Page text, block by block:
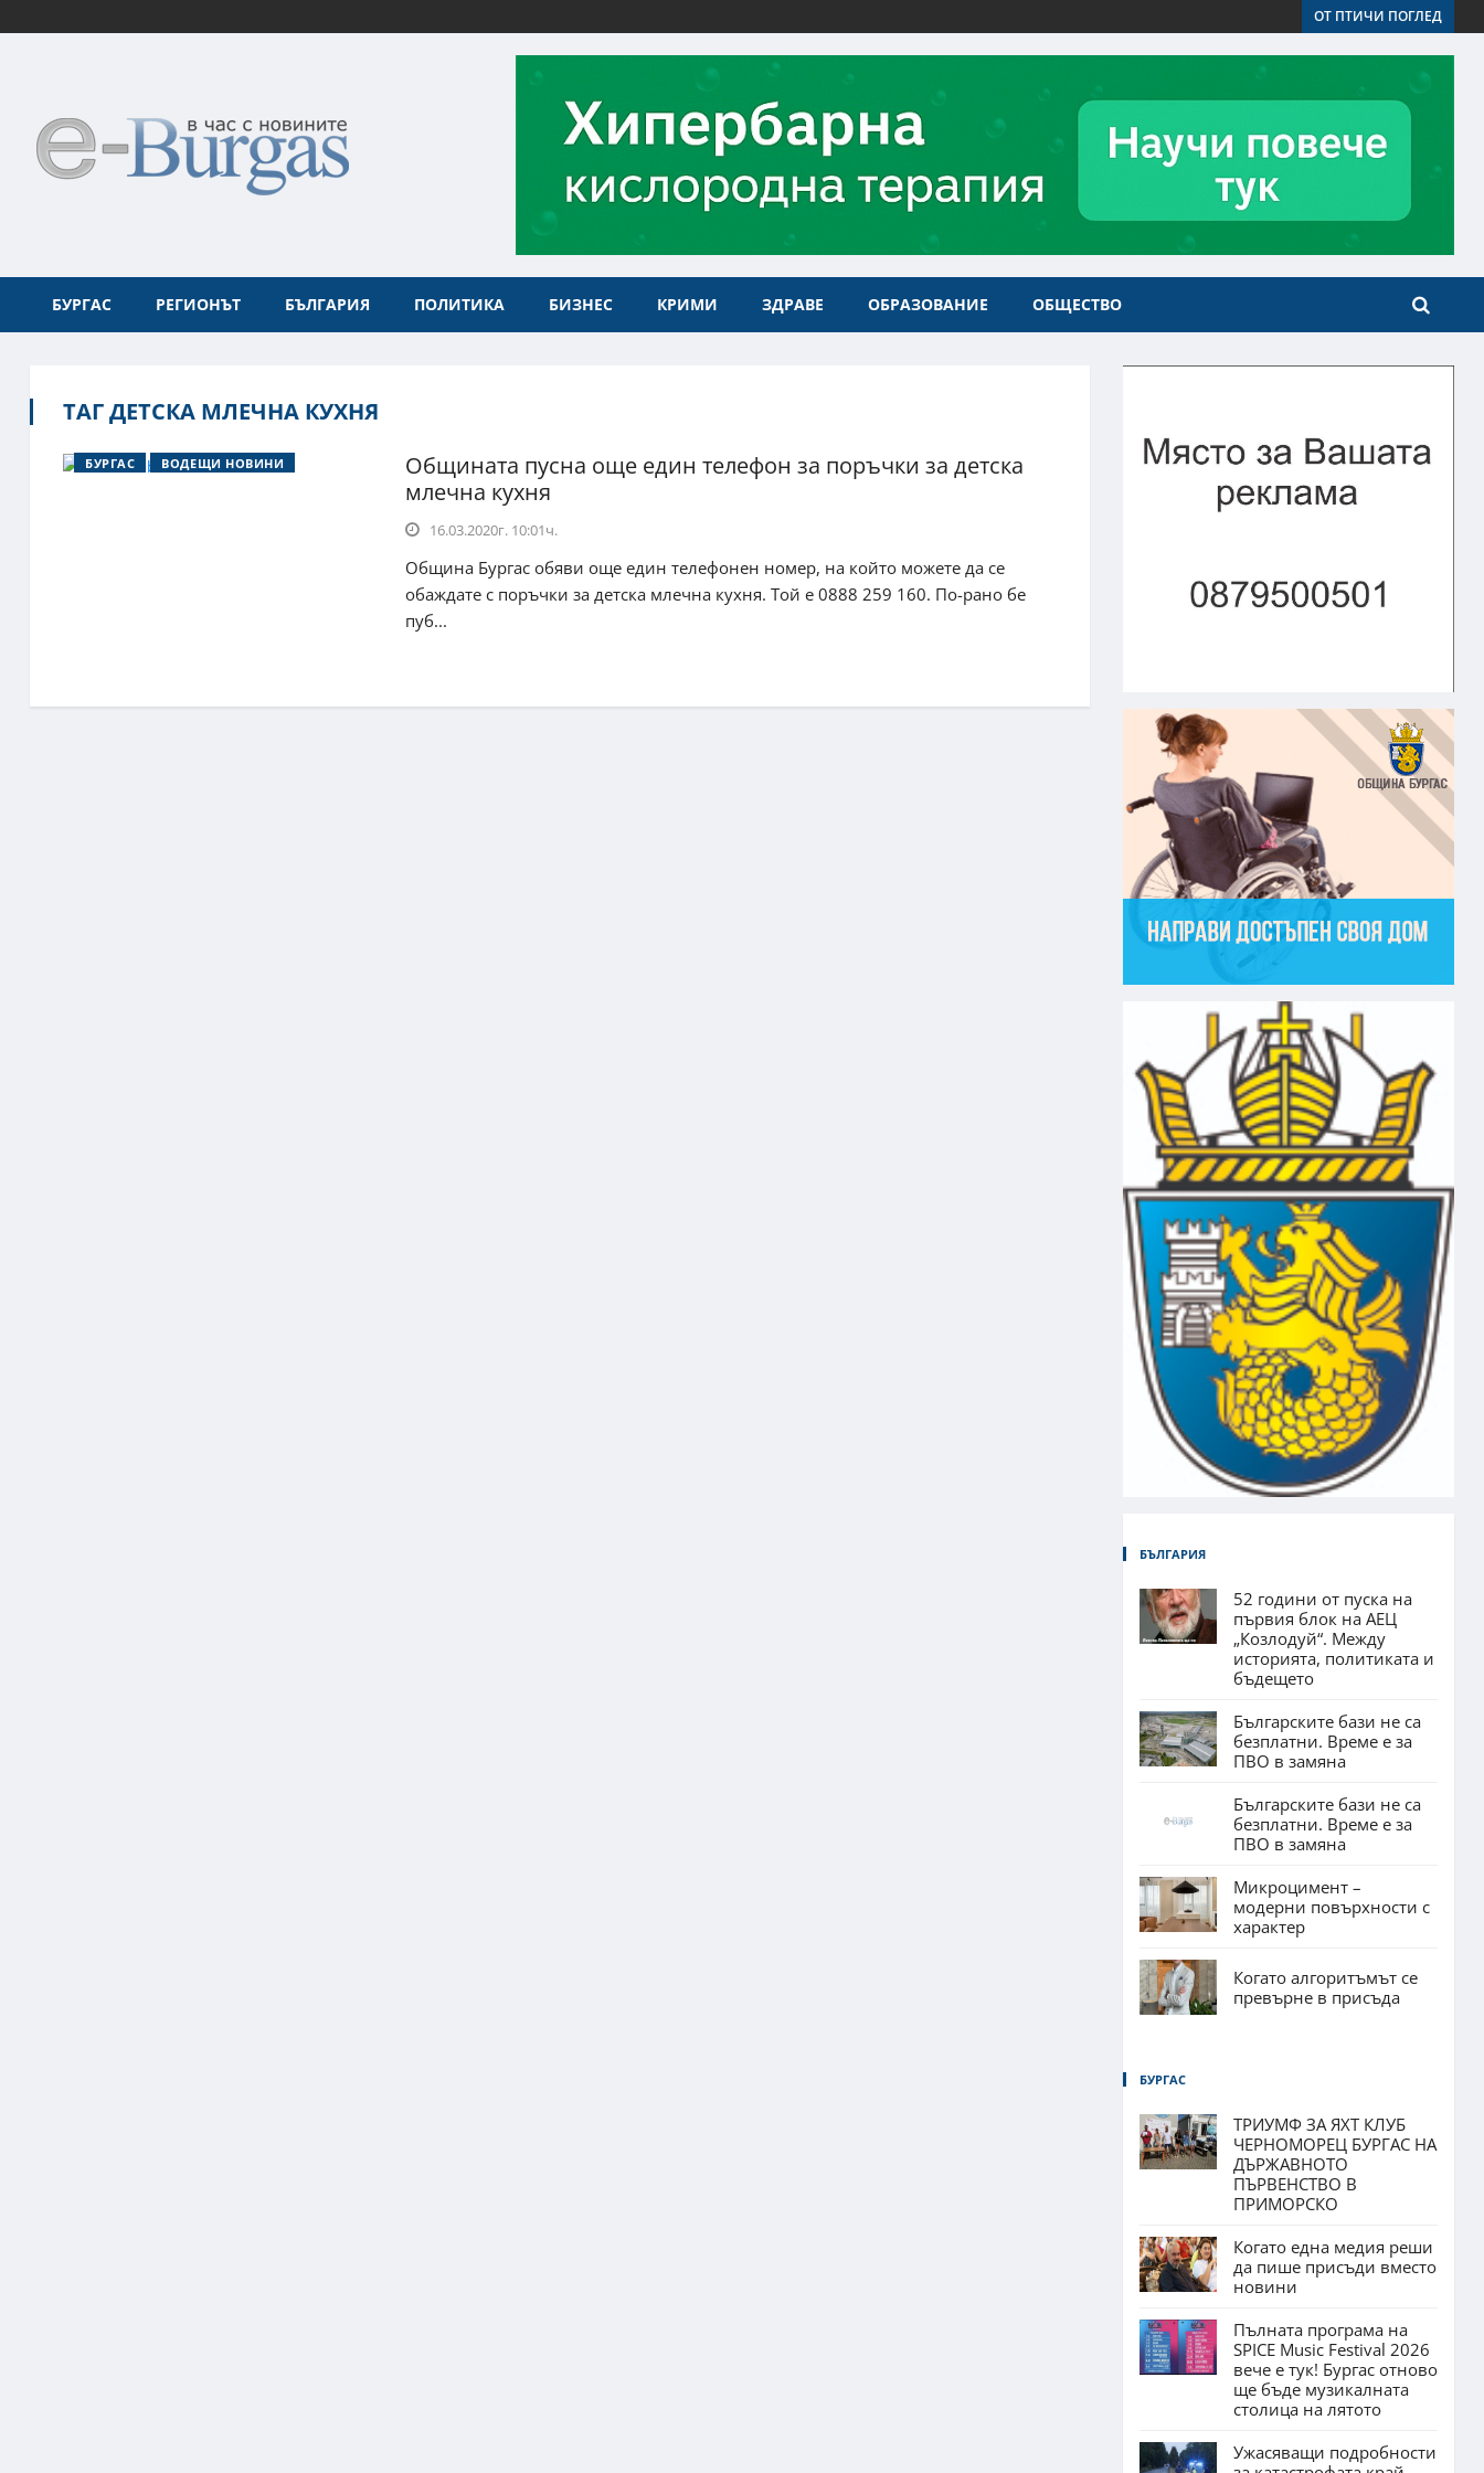
ОТ ПТИЧИ ПОГЛЕД
БУРГАС РЕГИОНЪТ БЪЛГАРИЯ ПОЛИТИКА БИЗНЕС КРИМИ ЗДРАВЕ ОБРАЗОВАНИЕ ОБЩЕСТВО
ТАГ ДЕТСКА МЛЕЧНА КУХНЯ
БУРГАС ВОДЕЩИ НОВИНИ
Общината пусна още един телефон за поръчки за детска
млечна кухня
16.03.2020г. 10:01ч.
Община Бургас обяви още един телефонен номер, на който можете да се
обаждате с поръчки за детска млечна кухня. Той е 0888 259 160. По-рано бе
пуб...
БЪЛГАРИЯ
52 години от пуска на
първия блок на АЕЦ
„Козлодуй“. Между
историята, политиката и
бъдещето
Българските бази не са
безплатни. Време е за
ПВО в замяна
Българските бази не са
безплатни. Време е за
ПВО в замяна
Микроцимент –
модерни повърхности с
характер
Когато алгоритъмът се
превърне в присъда
БУРГАС
ТРИУМФ ЗА ЯХТ КЛУБ
ЧЕРНОМОРЕЦ БУРГАС НА
ДЪРЖАВНОТО
ПЪРВЕНСТВО В
ПРИМОРСКО
Когато една медия реши
да пише присъди вместо
новини
Пълната програма на
SPICE Music Festival 2026
вече е тук! Бургас отново
ще бъде музикалната
столица на лятото
Ужасяващи подробности